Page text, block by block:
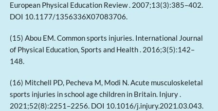
European Physical Education Review . 2007;13(3):385–402.
DOI 10.1177/1356336X07083706.
(15) Abou EM. Common sports injuries. International Journal
of Physical Education, Sports and Health . 2016;3(5):142–
148.
(16) Mitchell PD, Pecheva M, Modi N. Acute musculoskeletal
sports injuries in school age children in Britain. Injury .
2021;52(8):2251–2256. DOI 10.1016/j.injury.2021.03.043.